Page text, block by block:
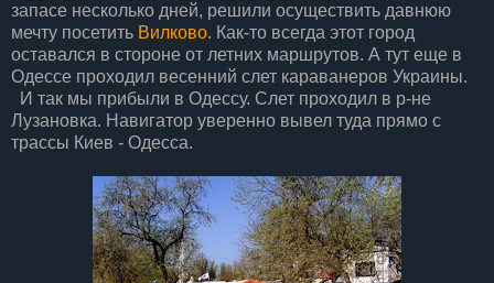
запасе несколько дней, решили осуществить давнюю
мечту посетить Вилково. Как-то всегда этот город
оставался в стороне от летних маршрутов. А тут еще в
Одессе проходил весенний слет караванеров Украины.
И так мы прибыли в Одессу. Слет проходил в р-не
Лузановка. Навигатор уверенно вывел туда прямо с
трассы Киев - Одесса.